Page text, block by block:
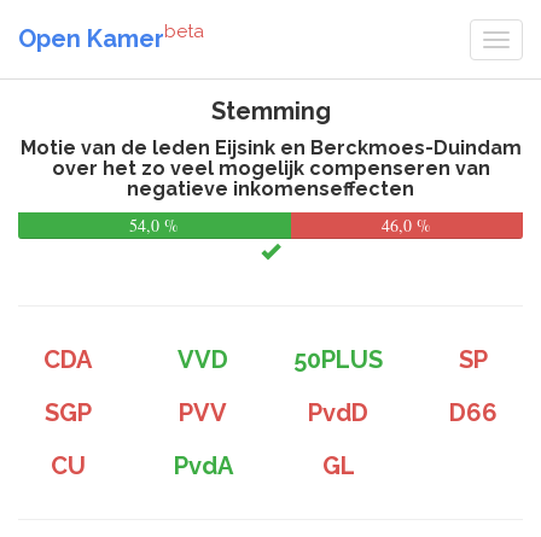
Open Kamerbeta
Stemming
Motie van de leden Eijsink en Berckmoes-Duindam
over het zo veel mogelijk compenseren van
negatieve inkomenseffecten
54,0 %
46,0 %
CDA VVD 50PLUS
SP
SGP
PVV PvdD
D66
CU
PvdA GL